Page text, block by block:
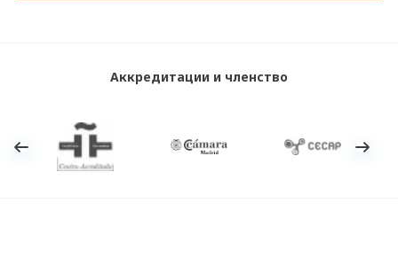
Аккредитации и членство